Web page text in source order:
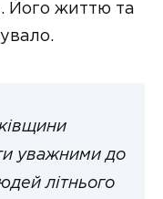
Його життю та
уважними до
літнього